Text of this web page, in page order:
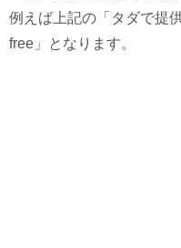
例えば上記の「タダで提
free」となります。